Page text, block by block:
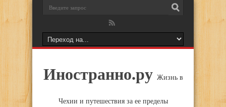
Иностранно.ру Жизнь в
Чехии и путешествия за ее пределы